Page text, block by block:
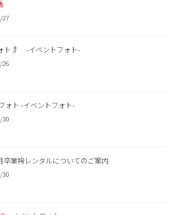
27
ト -イベントフォト-
26
ォト -イベントフォト-
30
卒業袴レンタルについてのご案内
30